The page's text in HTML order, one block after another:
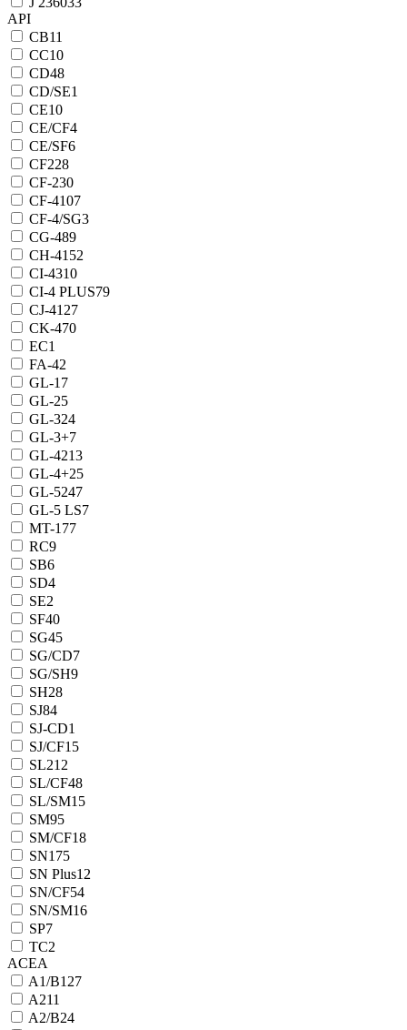
API
CB11
CC10
CD48
CD/SE1
CE10
CE/CF4
CE/SF6
CF228
CF-230
CF-4107
CF-4/SG3
CG-489
CH-4152
CI-4310
CI-4 PLUS79
CJ-4127
CK-470
EC1
FA-42
GL-1 7
GL-25
GL-324
GL-3+7
GL-4213
GL-4+25
GL-5247
GL-5 LS7
MT-1 77
RC9
SB6
SD4
SE2
SF40
SG45
SG/CD7
SG/SH9
SH28
SJ84
SJ-CD1
SJ/CF15
SL212
SL/CF48
SL/SM15
SM95
SM/CF18
SN175
SN Plus12
SN/CF54
SN/SM16
SP7
TC2
ACEA
A1/B1 27
A211
A2/B24